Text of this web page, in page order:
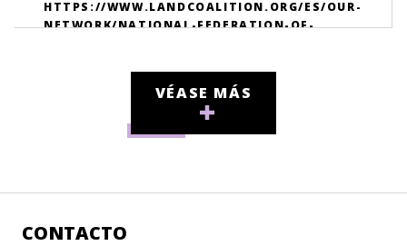
HTTPS://WWW.LANDCOALITION.ORG/ES/OUR-
NETWORK/NATIONAL-FEDERATION-OF-
VÉASE MÁS
CONTACTO